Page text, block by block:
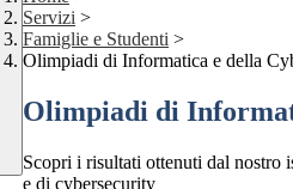
Servizi >
Famiglie e Studenti >
Olimpiadi di Informatica e della
Olimpiadi di
Scopri i risultati ottenuti dal nostro
e di cybersecurity